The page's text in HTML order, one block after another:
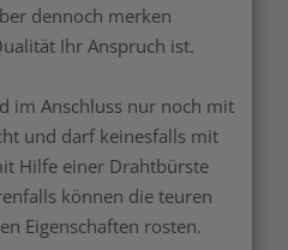
dennoch merken
Ihr Anspruch ist.
im Anschluss nur noch mit
und darf keinesfalls mit
Hilfe einer Drahtbürste
können die teuren
Eigenschaften rosten.